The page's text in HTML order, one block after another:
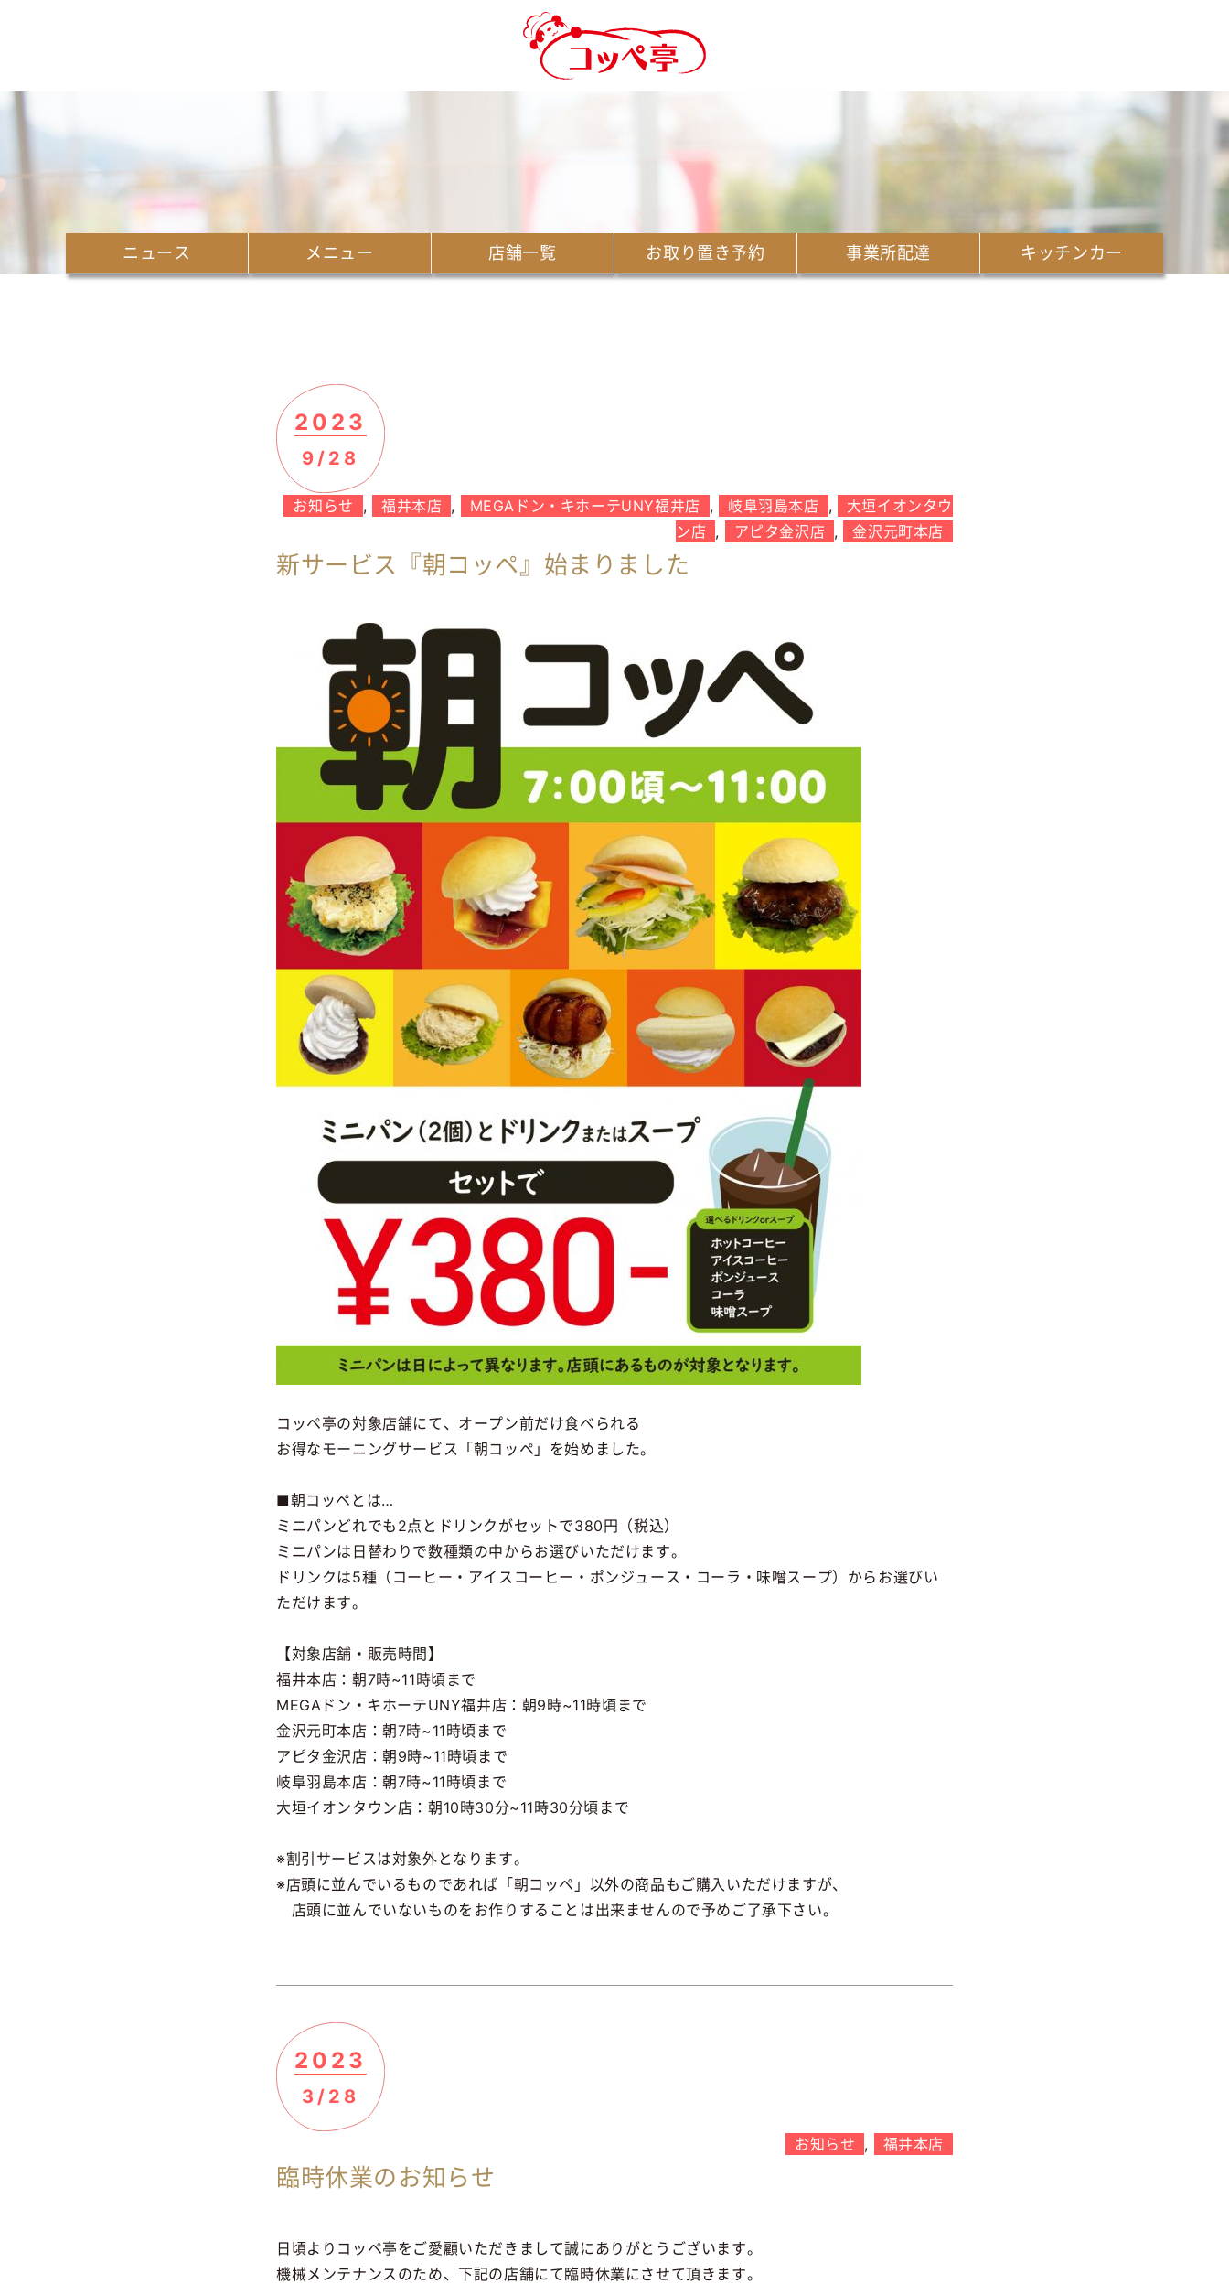
ニュース メニュー 店舗一覧 お取り置き予約 事業所配達 キッチンカー
2023
9/28
お知らせ , 福井本店 , MEGAドン・キホーテUNY福井店 , 岐阜羽島本店 ,
大垣イオンタウ
ン店 , アピタ金沢店 , 金沢元町本店
新サービス『朝コッペ』始まりました
コッペ亭の対象店舗にて、オープン前だけ食べられる
お得なモーニングサービス「朝コッペ」を始めました。
■朝コッペとは…
ミニパンどれでも2点とドリンクがセットで380円（税込）
ミニパンは日替わりで数種類の中からお選びいただけます。
ドリンクは5種（コーヒー・アイスコーヒー・ポンジュース・コーラ・味噌スープ）からお選びい
ただけます。
【対象店舗・販売時間】
福井本店：朝7時~11時頃まで
MEGAドン・キホーテUNY福井店：朝9時~11時頃まで
金沢元町本店：朝7時~11時頃まで
アピタ金沢店：朝9時~11時頃まで
岐阜羽島本店：朝7時~11時頃まで
大垣イオンタウン店：朝10時30分~11時30分頃まで
※割引サービスは対象外となります。
※店頭に並んでいるものであれば「朝コッペ」以外の商品もご購入いただけますが、
店頭に並んでいないものをお作りすることは出来ませんので予めご了承下さい。
2023
3/28
お知らせ , 福井本店
臨時休業のお知らせ
日頃よりコッペ亭をご愛顧いただきまして誠にありがとうございます。
機械メンテナンスのため、下記の店舗にて臨時休業にさせて頂きます。